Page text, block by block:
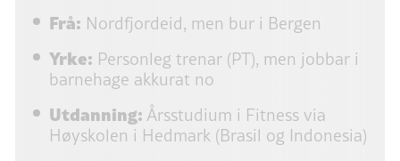
Frå: Nordfjordeid, men bur i Bergen
Yrke: Personleg trenar (PT), men jobbar i
barnehage akkurat no
Utdanning: Årsstudium i Fitness via
Høyskolen i Hedmark (Brasil og Indonesia)